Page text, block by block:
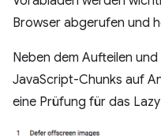
Browser abgerufen und
Neben dem Aufteilen
JavaScript-Chunks auf
eine Prüfung für das